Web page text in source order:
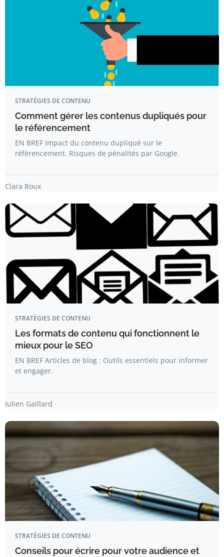
STRATÉGIES DE CONTENU
Comment gérer les contenus dupliqués pour
le référencement
EN BREF Impact du contenu dupliqué sur le
référencement. Risques de pénalités par Google.
Clara Roux
STRATÉGIES DE CONTENU
Les formats de contenu qui fonctionnent le
mieux pour le SEO
EN BREF Articles de blog : Outils essentiels pour informer
et engager.
Julien Gaillard
STRATÉGIES DE CONTENU
Conseils pour écrire pour votre audience et